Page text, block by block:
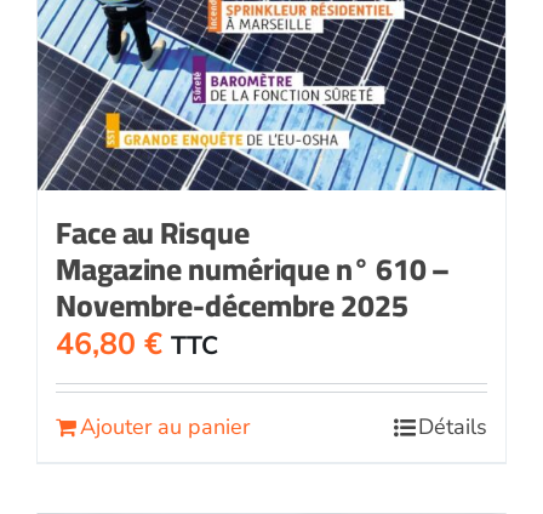
Face au Risque
Magazine numérique n° 610 –
Novembre-décembre 2025
46,80 € TTC
Ajouter au panier Détails